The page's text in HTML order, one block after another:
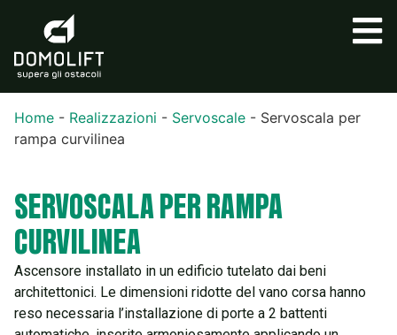
Home - Realizzazioni - Servoscale - Servoscala per
rampa curvilinea
SERVOSCALA PER RAMPA
CURVILINEA
Ascensore installato in un edificio tutelato dai beni
architettonici. Le dimensioni ridotte del vano corsa hanno
reso necessaria l’installazione di porte a 2 battenti